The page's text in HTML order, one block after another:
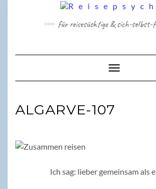
für reisesüchtige & sich-selbst-
Toggle
ALGARVE-107
Ich sag: lieber gemeinsam als